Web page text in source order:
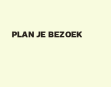
PLAN JE BEZOEK